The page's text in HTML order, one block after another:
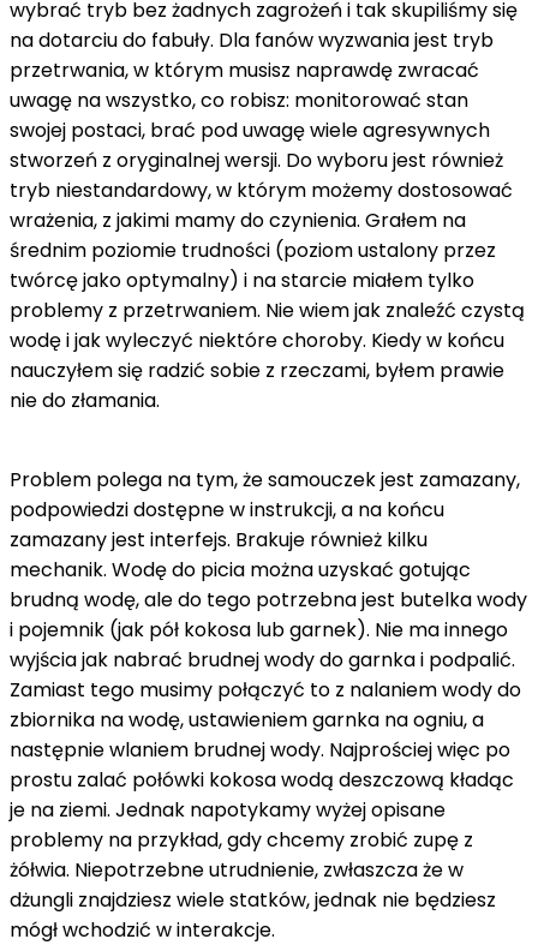
wybrać tryb bez żadnych zagrożeń i tak skupiliśmy się
na dotarciu do fabuły. Dla fanów wyzwania jest tryb
przetrwania, w którym musisz naprawdę zwracać
uwagę na wszystko, co robisz: monitorować stan
swojej postaci, brać pod uwagę wiele agresywnych
stworzeń z oryginalnej wersji. Do wyboru jest również
tryb niestandardowy, w którym możemy dostosować
wrażenia, z jakimi mamy do czynienia. Grałem na
średnim poziomie trudności (poziom ustalony przez
twórcę jako optymalny) i na starcie miałem tylko
problemy z przetrwaniem. Nie wiem jak znaleźć czystą
wodę i jak wyleczyć niektóre choroby. Kiedy w końcu
nauczyłem się radzić sobie z rzeczami, byłem prawie
nie do złamania.
Problem polega na tym, że samouczek jest zamazany,
podpowiedzi dostępne w instrukcji, a na końcu
zamazany jest interfejs. Brakuje również kilku
mechanik. Wodę do picia można uzyskać gotując
brudną wodę, ale do tego potrzebna jest butelka wody
i pojemnik (jak pół kokosa lub garnek). Nie ma innego
wyjścia jak nabrać brudnej wody do garnka i podpalić.
Zamiast tego musimy połączyć to z nalaniem wody do
zbiornika na wodę, ustawieniem garnka na ogniu, a
następnie wlaniem brudnej wody. Najprościej więc po
prostu zalać połówki kokosa wodą deszczową kładąc
je na ziemi. Jednak napotykamy wyżej opisane
problemy na przykład, gdy chcemy zrobić zupę z
żółwia. Niepotrzebne utrudnienie, zwłaszcza że w
dżungli znajdziesz wiele statków, jednak nie będziesz
mógł wchodzić w interakcje.